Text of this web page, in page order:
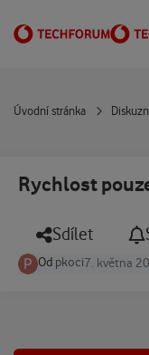
Úvodní stránka
Rychlost
Sdílet
Od pkoci7. května